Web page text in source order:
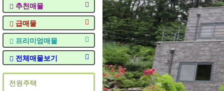
추천매물
급매물
프리미엄매물
전체매물보기
전원주택